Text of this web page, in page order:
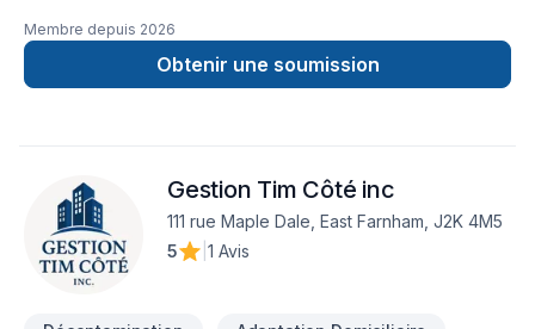
les projets résidentiels et commerciaux au Québec. Notre
équipe expérimentée s'engage à livrer un travail de qualité,
dans les délais convenus et selon les plus hautes normes de
Membre depuis 2026
Obtenir une soumission
Gestion Tim Côté inc
111 rue Maple Dale, East Farnham, J2K 4M5
5
1 Avis